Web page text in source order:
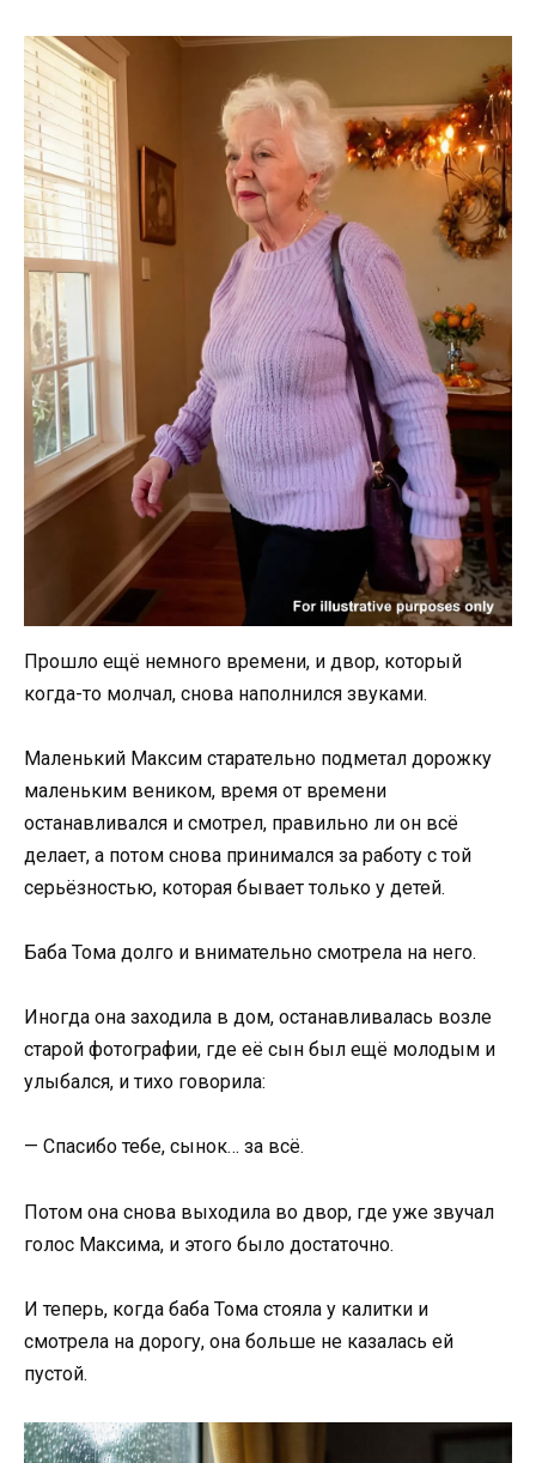
Прошло ещё немного времени, и двор, который
когда-то молчал, снова наполнился звуками.
Маленький Максим старательно подметал дорожку
маленьким веником, время от времени
останавливался и смотрел, правильно ли он всё
делает, а потом снова принимался за работу с той
серьёзностью, которая бывает только у детей.
Баба Тома долго и внимательно смотрела на него.
Иногда она заходила в дом, останавливалась возле
старой фотографии, где её сын был ещё молодым и
улыбался, и тихо говорила:
— Спасибо тебе, сынок… за всё.
Потом она снова выходила во двор, где уже звучал
голос Максима, и этого было достаточно.
И теперь, когда баба Тома стояла у калитки и
смотрела на дорогу, она больше не казалась ей
пустой.